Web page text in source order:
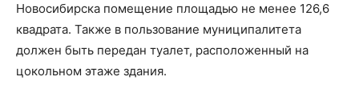
Новосибирска помещение площадью не менее 126,6
квадрата. Также в пользование муниципалитета
должен быть передан туалет, расположенный на
цокольном этаже здания.